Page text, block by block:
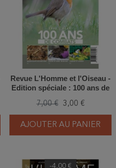
Revue L'Homme et l'Oiseau -
Edition spéciale : 100 ans de
7,00 € 3,00 €
AJOUTER AU PANIER
-4,00 €